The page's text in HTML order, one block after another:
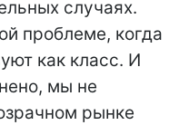
случаях.
проблеме, когда
как класс. И
мы не
рынке